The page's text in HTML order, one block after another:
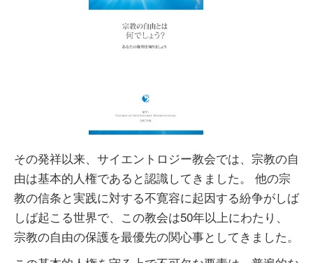
その発祥以来、サイエントロジー教会では、宗教の自
由は基本的人権であると認識してきました。 他の宗
教の信条と実践に対する不寛容に起因する紛争がしば
しば起こる世界で、この教会は50年以上にわたり、
宗教の自由の保護を最優先の関心事としてきました。